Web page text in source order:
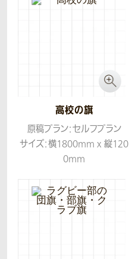
高校の旗
原稿プラン：セルフプラン
サイズ：横1800mm x 縦120
0mm